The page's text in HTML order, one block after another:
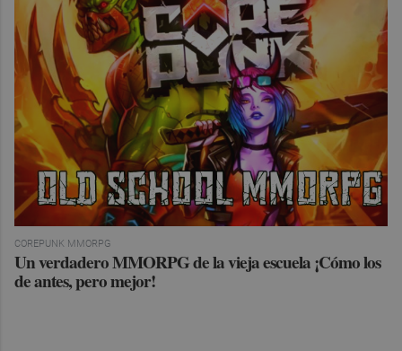
COREPUNK MMORPG
Un verdadero MMORPG de la vieja escuela ¡Cómo los
de antes, pero mejor!